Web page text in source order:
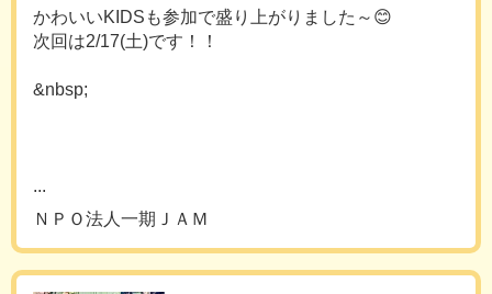
かわいいKIDSも参加で盛り上がりました～😊
次回は2/17(土)です！！
&nbsp;
...
ＮＰＯ法人一期ＪＡＭ